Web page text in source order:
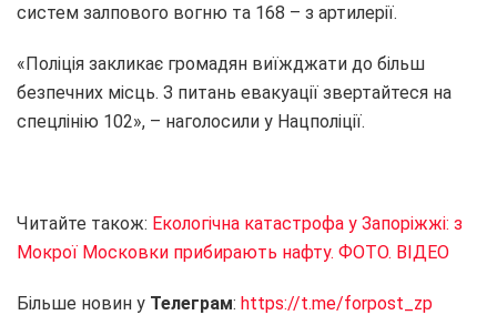
систем залпового вогню та 168 – з артилерії.
«Поліція закликає громадян виїжджати до більш
безпечних місць. З питань евакуації звертайтеся на
спецлінію 102», – наголосили у Нацполіції.
Читайте також: Екологічна катастрофа у Запоріжжі: з
Мокрої Московки прибирають нафту. ФОТО. ВІДЕО
Більше новин у Телеграм: https://t.me/forpost_zp